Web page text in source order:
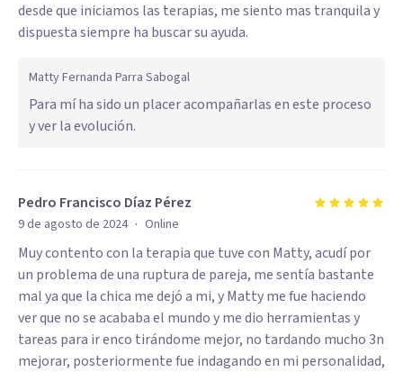
desde que iniciamos las terapias, me siento mas tranquila y
dispuesta siempre ha buscar su ayuda.
Matty Fernanda Parra Sabogal
Para mí ha sido un placer acompañarlas en este proceso
y ver la evolución.
Pedro Francisco Díaz Pérez
9 de agosto de 2024 · Online
Muy contento con la terapia que tuve con Matty, acudí por
un problema de una ruptura de pareja, me sentía bastante
mal ya que la chica me dejó a mi, y Matty me fue haciendo
ver que no se acababa el mundo y me dio herramientas y
tareas para ir enco tirándome mejor, no tardando mucho 3n
mejorar, posteriormente fue indagando en mi personalidad,